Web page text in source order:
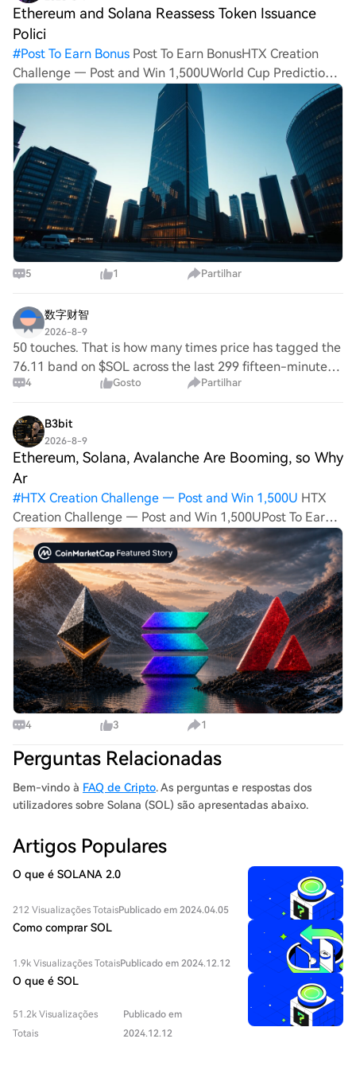
Ethereum and Solana Reassess Token Issuance
Polici
#Post To Earn Bonus Post To Earn BonusHTX Creation
Challenge — Post and Win 1,500UWorld Cup Predictions:
100,000 USDT DailyEthereum and Solana Reassess Token
Issuance Policies, Galaxy Research SaysEthereum and
Solana, tw
5 1 Partilhar
数字财智
2026-8-9
50 touches. That is how many times price has tagged the
76.11 band on $SOL across the last 299 fifteen-minute
candles. It is still holding. SOL trades at 75.94, up 1.7% on
4 Gosto Partilhar
B3bit
2026-8-9
Ethereum, Solana, Avalanche Are Booming, so Why
Ar
#HTX Creation Challenge — Post and Win 1,500U HTX
Creation Challenge — Post and Win 1,500UPost To Earn
Bonus Ethereum, Solana, Avalanche Are Booming, so
Why Are Prices Down 50%? Ethereum, Solana, and
Avalanche usage is rising as fees fall. So why
4 3 1
Perguntas Relacionadas
Bem-vindo à FAQ de Cripto. As perguntas e respostas dos
utilizadores sobre Solana (SOL) são apresentadas abaixo.
Artigos Populares
O que é SOLANA 2.0
212 Visualizações TotaisPublicado em 2024.04.05
Como comprar SOL
1.9k Visualizações TotaisPublicado em 2024.12.12
O que é SOL
51.2k Visualizações
Totais
Publicado em
2024.12.12